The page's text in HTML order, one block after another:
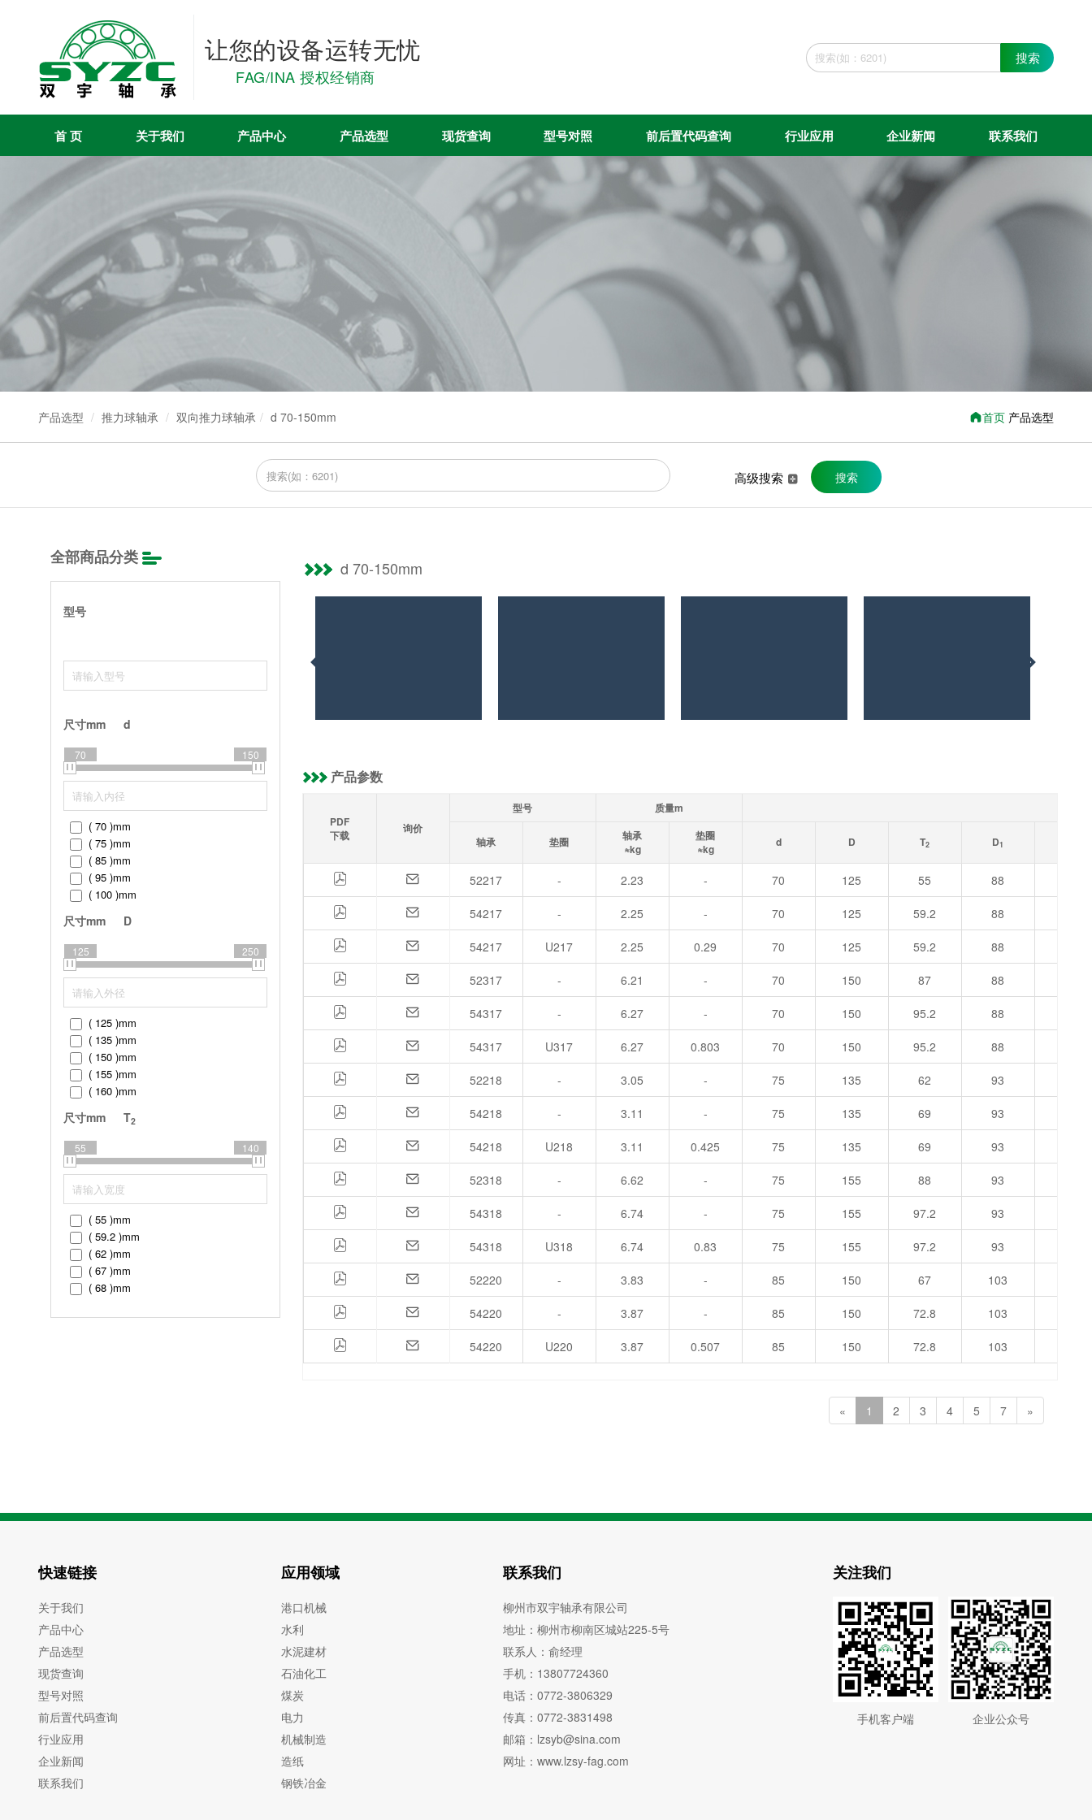
让您的设备运转无忧
FAG/INA 授权经销商
搜索
首 页 关于我们 产品中心 产品选型 现货查询 型号对照 前后置代码查询 行业应用 企业新闻 联系我们
产品选型 推力球轴承 双向推力球轴承 d 70-150mm 首页 产品选型
高级搜索 搜索
全部商品分类
型号
尺寸mm d
70 150
( 70 )mm
( 75 )mm
( 85 )mm
( 95 )mm
( 100 )mm
( 120 )
mm
( 130 )
( 140 )mm
( 150 )mm
尺寸mm D
125 250
( 125 )mm
( 135 )mm
( 150 )mm
( 155 )mm
( 160 )mm
( 190 )
mm
( 200 )
( 210 )mm
( 215 )mm
( 225 )mm
( 250 )mm
尺寸mm T2
55 140
( 55 )mm
( 59.2 )mm
( 62 )mm
( 67 )mm
( 68 )mm
( 72.8 )mm
( 110 )mm
( 130 )
( 140 )
d 70-150mm
产品参数
PDF
下载
询价
型号 质量m
轴承 垫圈
轴承
≈kg
垫圈
≈kg
d D T2 D1
52217 - 2.23 - 70 125 55 88
54217 - 2.25 - 70 125 59.2 88
54217 U217 2.25 0.29 70 125 59.2 88
52317 - 6.21 - 70 150 87 88
54317 - 6.27 - 70 150 95.2 88
54317 U317 6.27 0.803 70 150 95.2 88
52218 - 3.05 - 75 135 62 93
54218 - 3.11 - 75 135 69 93
54218 U218 3.11 0.425 75 135 69 93
52318 - 6.62 - 75 155 88 93
54318 - 6.74 - 75 155 97.2 93
54318 U318 6.74 0.83 75 155 97.2 93
52220 - 3.83 - 85 150 67 103
54220 - 3.87 - 85 150 72.8 103
54220 U220 3.87 0.507 85 150 72.8 103
« 1 2 3 4 5 7 »
快速链接
关于我们
产品中心
产品选型
现货查询
型号对照
前后置代码查询
行业应用
企业新闻
联系我们
应用领域
港口机械
水利
水泥建材
石油化工
煤炭
电力
机械制造
造纸
钢铁冶金
联系我们
柳州市双宇轴承有限公司
地址：柳州市柳南区城站225-5号
联系人：俞经理
手机：13807724360
电话：0772-3806329
传真：0772-3831498
邮箱：lzsyb@sina.com
网址：www.lzsy-fag.com
关注我们
手机客户端 企业公众号